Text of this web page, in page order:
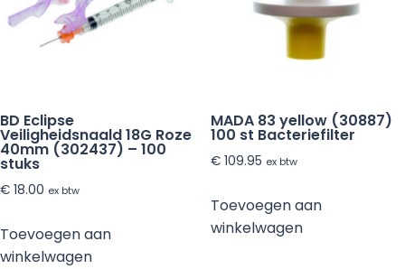
BD Eclipse
Veiligheidsnaald 18G Roze
40mm (302437) – 100
stuks
€ 18.00 ex btw
Toevoegen aan
winkelwagen
MADA 83 yellow (30887)
100 st Bacteriefilter
€109.95 ex btw
Toevoegen aan
winkelwagen